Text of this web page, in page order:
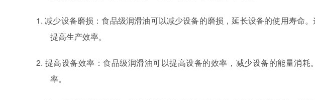
1. 减少设备磨损：食品级润滑油可以减少设备的磨损，延长设备的使用寿命
提高生产效率。
2. 提高设备效率：食品级润滑油可以提高设备的效率，减少设备的能量消
率。